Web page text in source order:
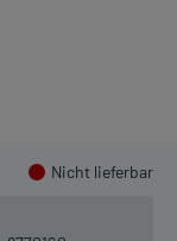
Nicht lieferbar